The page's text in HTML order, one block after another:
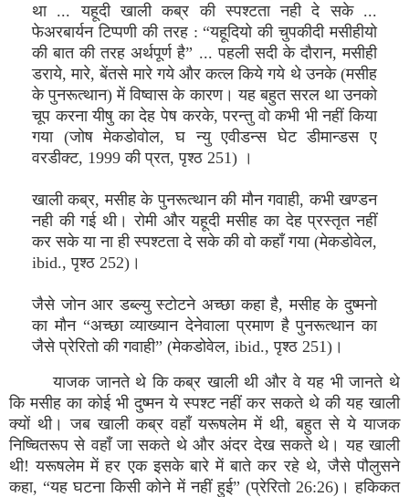
था ... यहूदी खाली कब्र की स्‍पश्‍टता नही दे सके ...
फेअरबार्यन टिप्‍पणी की तरह : “यहूदियो की चुपकीदी मसीहीयो
की बात की तरह अर्थपूर्ण है” ... पहली सदी के दौरान, मसीही
डराये, मारे, बेंतसे मारे गये और कत्‍ल किये गये थे उनके (मसीह
के पुनरूत्‍थान) में विष्‍वास के कारण। यह बहुत सरल था उनको
चूप करना यीषु का देह पेष करके, परन्‍तु वो कभी भी नहीं किया
गया (जोष मेकडोवोल, घ न्‍यु एवीडन्‍स घेट डीमान्‍डस ए
वरडीक्‍ट, 1999 की प्रत, पृश्‍ठ 251) ।
खाली कब्र, मसीह के पुनरूत्‍थान की मौन गवाही, कभी खण्‍डन
नही की गई थी। रोमी और यहूदी मसीह का देह प्रस्‍तृत नहीं
कर सके या ना ही स्‍पश्‍टता दे सके की वो कहाँ गया (मेकडोवेल,
ibid., पृश्‍ठ 252)।
जैसे जोन आर डब्‍ल्‍यु स्‍टोटने अच्‍छा कहा है, मसीह के दुष्‍मनो
का मौन “अच्‍छा व्‍याख्‍यान देनेवाला प्रमाण है पुनरूत्‍थान का
जैसे प्रेरितो की गवाही” (मेकडोवेल, ibid., पृश्‍ठ 251)।
याजक जानते थे कि कब्र खाली थी और वे यह भी जानते थे
कि मसीह का कोई भी दुष्‍मन ये स्‍पश्‍ट नहीं कर सकते थे की यह खाली
क्‍यों थी। जब खाली कब्र वहाँ यरूषलेम में थी, बहुत से ये याजक
निष्‍चितरूप से वहाँ जा सकते थे और अंदर देख सकते थे। यह खाली
थी! यरूषलेम में हर एक इसके बारे में बाते कर रहे थे, जैसे पौलुसने
कहा, “यह घटना किसी कोने में नहीं हुई” (प्रेरितो 26:26)। हकिकत